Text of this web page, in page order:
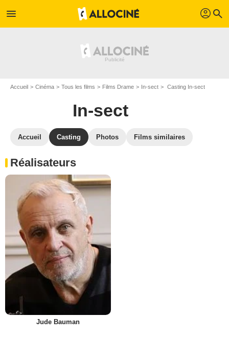
menu profil search
Accueil Cinéma Tous les films Films Drame In-sect Casting In-sect
In-sect
Accueil Casting Photos Films similaires
Réalisateurs
Jude Bauman